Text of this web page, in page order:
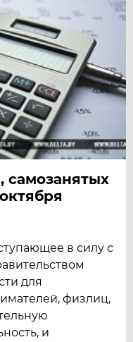
самозанятых
в силу с
для
физлиц,
и